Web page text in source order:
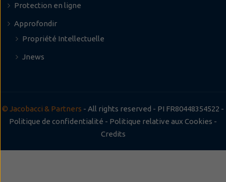
Protection en ligne
Approfondir
Propriété Intellectuelle
Jnews
© Jacobacci & Partners - All rights reserved - PI FR80448354522 -
Politique de confidentialité - Politique relative aux Cookies -
Credits